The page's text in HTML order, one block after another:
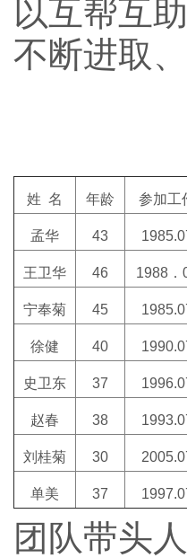
以互帮互
不断进取
姓 名 年龄 参加工
孟华 43
王卫华 46 1988．
宁奉菊 45
徐健 40
史卫东 37
赵春 38
刘桂菊 30
单美 37
团队带头